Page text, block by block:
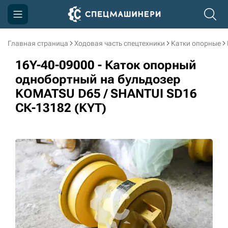
Главная страница Ходовая часть спецтехники Катки опорные
16Y-40-09000 - Каток опорный
однобортный на бульдозер
KOMATSU D65 / SHANTUI SD16
СК-13182 (KYT)
Компания
Акции
Доставка и оплата
Информация
3D тур по производству
3D тур по складам
sksale@skdst.ru